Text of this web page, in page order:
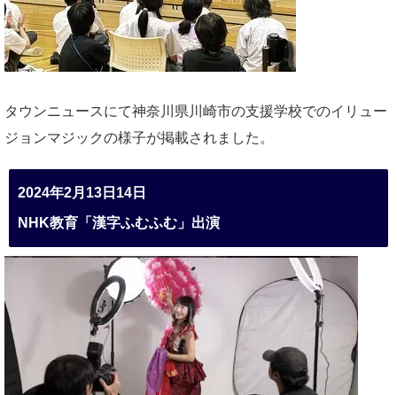
タウンニュースにて神奈川県川崎市の支援学校でのイリュー
ジョンマジックの様子が掲載されました。
2024年2月13日14日
NHK教育「漢字ふむふむ」出演